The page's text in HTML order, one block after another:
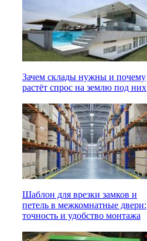
Зачем склады нужны и почему
растёт спрос на землю под них
Шаблон для врезки замков и
петель в межкомнатные двери:
точность и удобство монтажа